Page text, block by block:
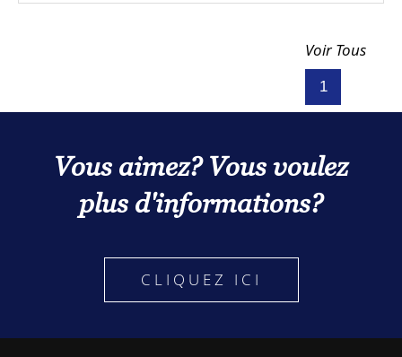
Voir Tous
1
Vous aimez? Vous voulez
plus d'informations?
CLIQUEZ ICI